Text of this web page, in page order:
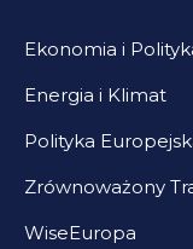
Ekonomia i
Energia i Klimat
Polityka
Zrównoważony
WiseEuropa